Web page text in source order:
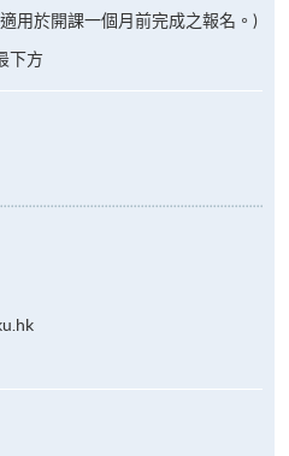
用於開課一個月前完成之報名。)
下方